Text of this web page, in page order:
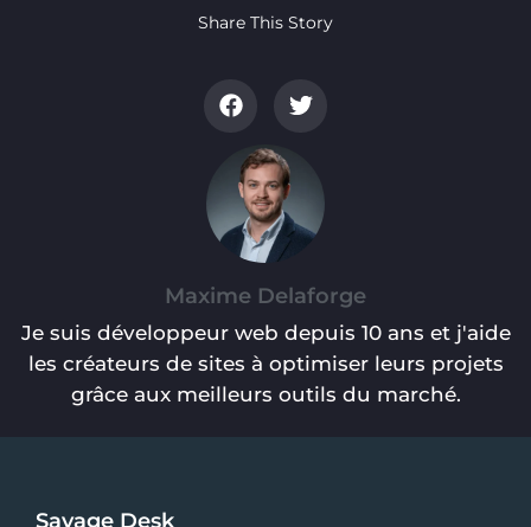
Share This Story
Maxime Delaforge
Je suis développeur web depuis 10 ans et j'aide
les créateurs de sites à optimiser leurs projets
grâce aux meilleurs outils du marché.
Savage Desk